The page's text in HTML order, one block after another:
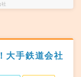
大手鉄道会社